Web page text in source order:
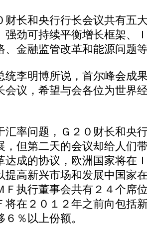
长和央行行长会议共有五
强劲可持续平衡增长框架、
、金融监管改革和能源问题
李明博所说，首尔峰会成
会议，希望与会各位为世界
率问题，Ｇ２０财长和央
，但第二天的会议却给人们
达成的协议，欧洲国家将在
提高新兴市场和发展中国家
Ｆ执行董事会共有２４个席
将在２０１２年之前向包括
％以上份额。